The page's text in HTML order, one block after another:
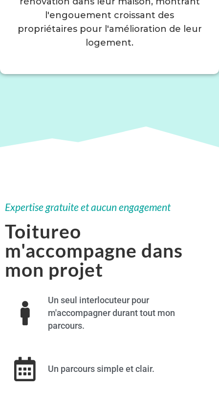
l'engouement croissant des
propriétaires pour l'amélioration de leur
logement.
Expertise gratuite et aucun engagement
Toitureo
m'accompagne dans
mon projet
Un seul interlocuteur pour
m'accompagner durant tout mon
parcours.
Un parcours simple et clair.